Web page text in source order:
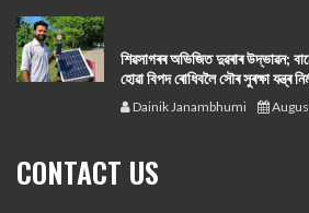
শিৱসাগৰৰ অভিজিত দুৱৰাৰ উদ্ভাৱন;
হোৱা বিপদ ৰোধিবলৈ সৌৰ সুৰক্ষা যন্ত্ৰ
Dainik Janambhumi
CONTACT US